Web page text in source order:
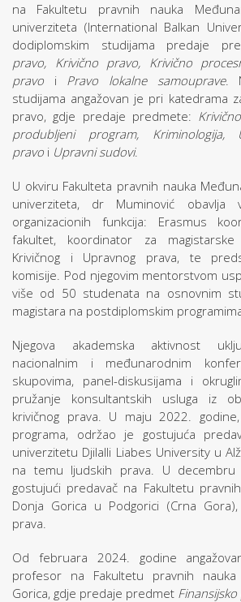
na Fakultetu pravnih nauka
univerziteta (International Balkan
dodiplomskim studijama predaje
pravo, Krivično pravo, Krivično
pravo i Pravo lokalne samouprave.
studijama angažovan je pri katedrama
pravo, gdje predaje predmete:
produbljeni program, Kriminologija,
pravo i Upravni sudovi.
U okviru Fakulteta pravnih nauka
univerziteta, dr Muminović obavlja
organizacionih funkcija: Erasmus
fakultet, koordinator za
Krivičnog i Upravnog prava, te
komisije. Pod njegovim mentorstvom
više od 50 studenata na osnovnim
magistara na postdiplomskim
Njegova akademska aktivnost
nacionalnim i međunarodnim
skupovima, panel-diskusijama i
pružanje konsultantskih usluga iz
krivičnog prava. U maju 2022.
programa, održao je gostujuća
univerzitetu Djilalli Liabes University u
na temu ljudskih prava. U
gostujući predavač na Fakultetu
Donja Gorica u Podgorici (Crna
prava.
Od februara 2024. godine
profesor na Fakultetu pravnih nauka
Gorica, gdje predaje predmet